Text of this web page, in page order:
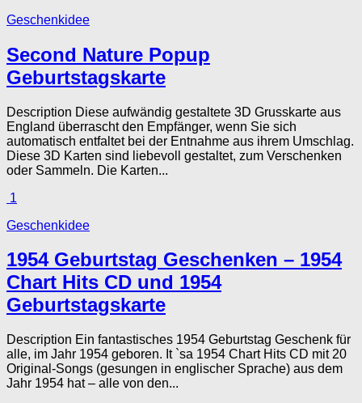
Geschenkidee
Second Nature Popup
Geburtstagskarte
Description Diese aufwändig gestaltete 3D Grusskarte aus
England überrascht den Empfänger, wenn Sie sich
automatisch entfaltet bei der Entnahme aus ihrem Umschlag.
Diese 3D Karten sind liebevoll gestaltet, zum Verschenken
oder Sammeln. Die Karten...
1
Geschenkidee
1954 Geburtstag Geschenken – 1954
Chart Hits CD und 1954
Geburtstagskarte
Description Ein fantastisches 1954 Geburtstag Geschenk für
alle, im Jahr 1954 geboren. It `sa 1954 Chart Hits CD mit 20
Original-Songs (gesungen in englischer Sprache) aus dem
Jahr 1954 hat – alle von den...